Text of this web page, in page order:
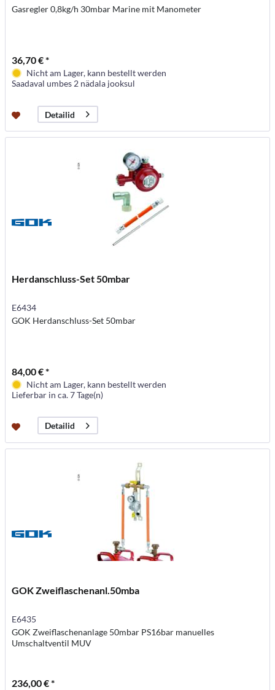
Gasregler 0,8kg/h 30mbar Marine mit Manometer
36,70 € *
Nicht am Lager, kann bestellt werden
Saadaval umbes 2 nädala jooksul
Detailid
Herdanschluss-Set 50mbar
E6434
GOK Herdanschluss-Set 50mbar
84,00 € *
Nicht am Lager, kann bestellt werden
Lieferbar in ca. 7 Tage(n)
Detailid
GOK Zweiflaschenanl.50mba
E6435
GOK Zweiflaschenanlage 50mbar PS16bar manuelles
Umschaltventil MUV
236,00 € *